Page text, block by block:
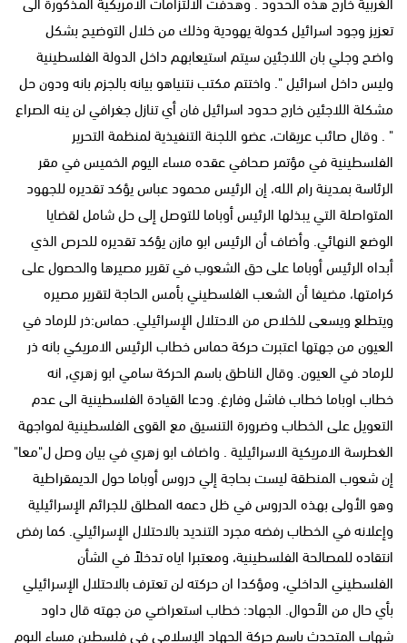
تعزيز وجود اسرائيل كدولة يهودية وذلك من خلال التوضيح بشكل
واضح وجلي بان اللاجئين سيتم استيعابهم داخل الدولة الفلسطينية
وليس داخل اسرائيل ". واختتم مكتب نتنياهو بيانه بالجزم بانه ودون حل
مشكلة اللاجئين خارج حدود اسرائيل فان أي تنازل جغرافي لن ينه الصراع
" . وقال صائب عريقات، عضو اللجنة التنفيذية لمنظمة التحرير
الفلسطينية في مؤتمر صحافي عقده مساء اليوم الخميس في مقر
الرئاسة بمدينة رام الله، إن الرئيس محمود عباس يؤكد تقديره للجهود
المتواصلة التي يبذلها الرئيس أوباما للتوصل إلى حل شامل لقضايا
الوضع النهائي. وأضاف أن الرئيس ابو مازن يؤكد تقديره للحرص الذي
أبداه الرئيس أوباما على حق الشعوب في تقرير مصيرها والحصول على
كرامتها، مضيفا أن الشعب الفلسطيني بأمس الحاجة لتقرير مصيره
ويتطلع ويسعى للخلاص من الاحتلال الإسرائيلي. حماس:ذر للرماد في
العيون من جهتها اعتبرت حركة حماس خطاب الرئيس الامريكي بانه ذر
للرماد في العيون. وقال الناطق باسم الحركة سامي ابو زهري, انه
خطاب اوباما خطاب فاشل وفارغ. ودعا القيادة الفلسطينية الى عدم
التعويل على الخطاب وضرورة التنسيق مع القوى الفلسطينية لمواجهة
الغطرسة الامريكية الاسرائيلية . واضاف ابو زهري في بيان وصل ل"معا"
إن شعوب المنطقة ليست بحاجة إلي دروس أوباما حول الديمقراطية
وهو الأولى بهذه الدروس في ظل دعمه المطلق للجرائم الإسرائيلية
وإعلانه في الخطاب رفضه مجرد التنديد بالاحتلال الإسرائيلي. كما رفض
انتقاده للمصالحة الفلسطينية، ومعتبرا اياه تدخلاً في الشأن
الفلسطيني الداخلي، ومؤكدا ان حركته لن تعترف بالاحتلال الإسرائيلي
بأي حال من الأحوال. الجهاد: خطاب استعراضي من جهته قال داود
شهاب المتحدث باسم حركة الجهاد الإسلامي في فلسطين مساء اليوم